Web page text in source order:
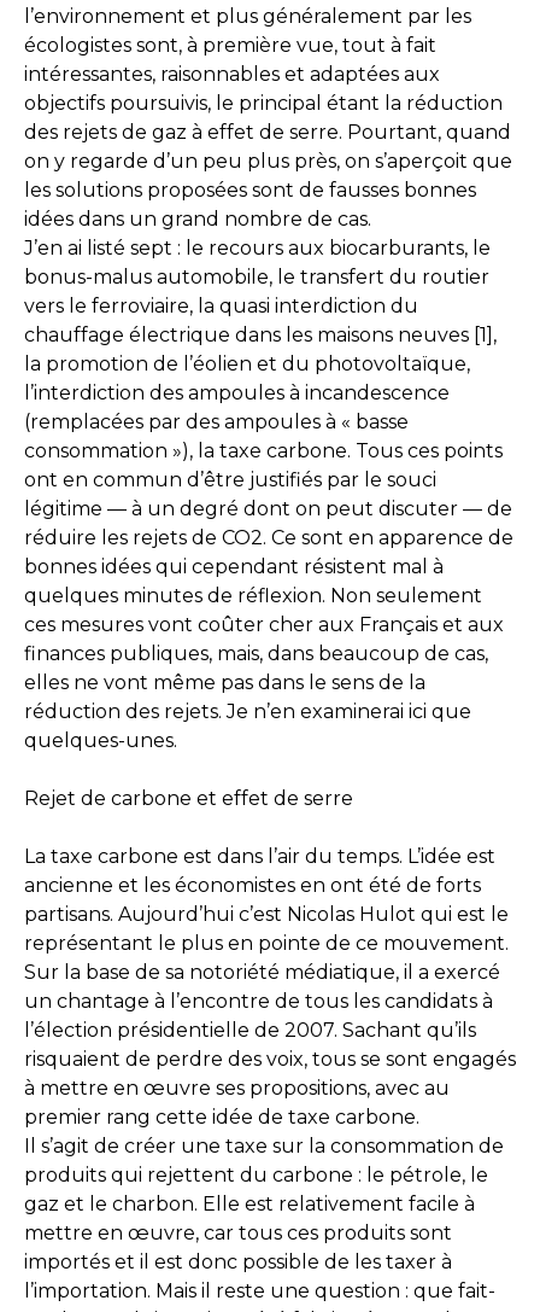
l’environnement et plus généralement par les
écologistes sont, à première vue, tout à fait
intéressantes, raisonnables et adaptées aux
objectifs poursuivis, le principal étant la réduction
des rejets de gaz à effet de serre. Pourtant, quand
on y regarde d’un peu plus près, on s’aperçoit que
les solutions proposées sont de fausses bonnes
idées dans un grand nombre de cas.
J’en ai listé sept : le recours aux biocarburants, le
bonus-malus automobile, le transfert du routier
vers le ferroviaire, la quasi interdiction du
chauffage électrique dans les maisons neuves [1],
la promotion de l’éolien et du photovoltaïque,
l’interdiction des ampoules à incandescence
(remplacées par des ampoules à « basse
consommation »), la taxe carbone. Tous ces points
ont en commun d’être justifiés par le souci
légitime — à un degré dont on peut discuter — de
réduire les rejets de CO2. Ce sont en apparence de
bonnes idées qui cependant résistent mal à
quelques minutes de réflexion. Non seulement
ces mesures vont coûter cher aux Français et aux
finances publiques, mais, dans beaucoup de cas,
elles ne vont même pas dans le sens de la
réduction des rejets. Je n’en examinerai ici que
quelques-unes.
Rejet de carbone et effet de serre
La taxe carbone est dans l’air du temps. L’idée est
ancienne et les économistes en ont été de forts
partisans. Aujourd’hui c’est Nicolas Hulot qui est le
représentant le plus en pointe de ce mouvement.
Sur la base de sa notoriété médiatique, il a exercé
un chantage à l’encontre de tous les candidats à
l’élection présidentielle de 2007. Sachant qu’ils
risquaient de perdre des voix, tous se sont engagés
à mettre en œuvre ses propositions, avec au
premier rang cette idée de taxe carbone.
Il s’agit de créer une taxe sur la consommation de
produits qui rejettent du carbone : le pétrole, le
gaz et le charbon. Elle est relativement facile à
mettre en œuvre, car tous ces produits sont
importés et il est donc possible de les taxer à
l’importation. Mais il reste une question : que fait-